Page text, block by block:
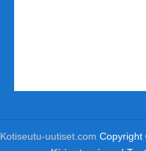
Kotiseutu-uutiset.com Copyright